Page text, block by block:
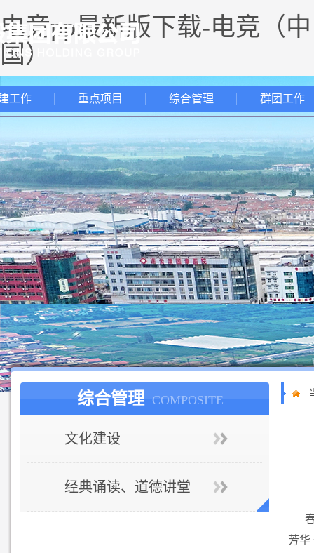
电竞pp最新版下载-电竞（中
国）
工作 重点项目 综合管理 群团工作
综合管理 COMPOSITE
文化建设
经典诵读、道德讲堂
芳华